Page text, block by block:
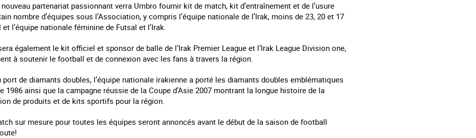
nouveau partenariat passionnant verra Umbro fournir kit de match, kit d’entraînement et de l’usure
nombre d’équipes sous l’Association, y compris l’équipe nationale de l’Irak, moins de 23, 20 et 17
l’équipe nationale féminine de Futsal et l’Irak.
également le kit officiel et sponsor de balle de l’Irak Premier League et l’Irak League Division one,
à soutenir le football et de connexion avec les fans à travers la région.
port de diamants doubles, l’équipe nationale irakienne a porté les diamants doubles emblématiques
1986 ainsi que la campagne réussie de la Coupe d’Asie 2007 montrant la longue histoire de la
de produits et de kits sportifs pour la région.
sur mesure pour toutes les équipes seront annoncés avant le début de la saison de football